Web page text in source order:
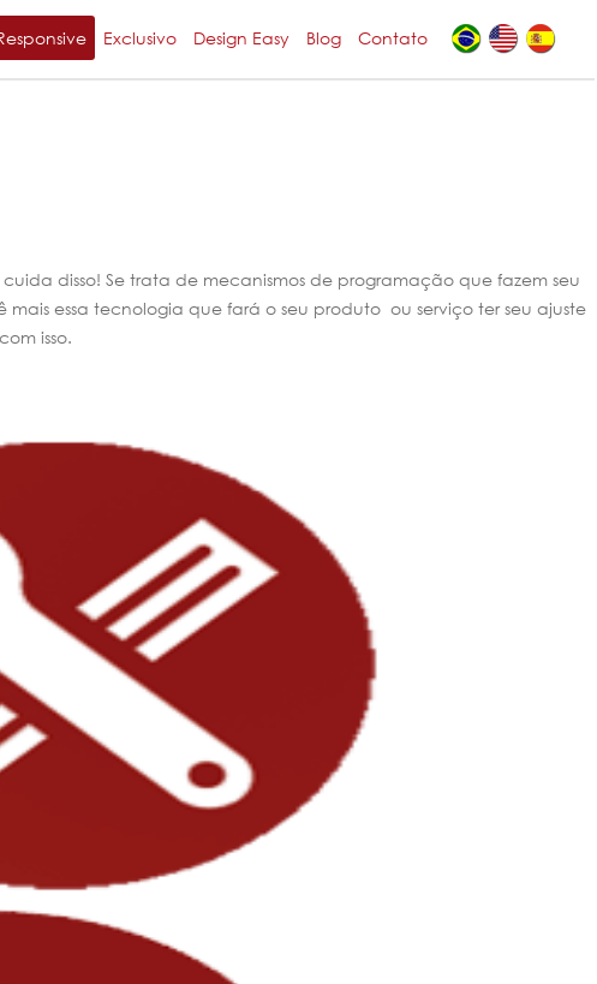
Exclusivo Design Easy Blog Contato
disso! Se trata de mecanismos de programação que fazem seu
essa tecnologia que fará o seu produto ou serviço ter seu ajuste
isso.